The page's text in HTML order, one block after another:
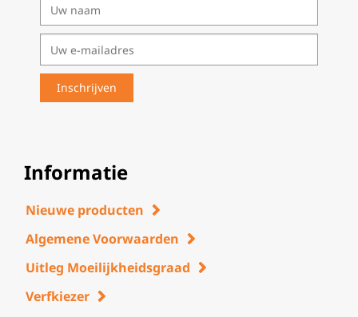
Informatie
Nieuwe producten
Algemene Voorwaarden
Uitleg Moeilijkheidsgraad
Verfkiezer